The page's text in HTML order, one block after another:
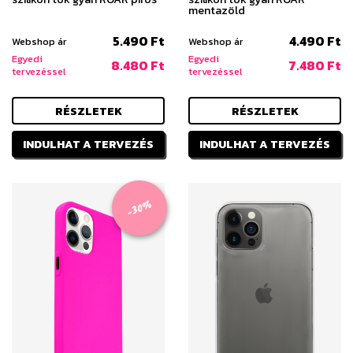
Webshop ár 5.490 Ft
Egyedi
tervezéssel
8.480 Ft
RÉSZLETEK
INDULHAT A TERVEZÉS
mentazöld
Webshop ár 4.490 Ft
Egyedi
tervezéssel
7.480 Ft
RÉSZLETEK
INDULHAT A TERVEZÉS
-30%